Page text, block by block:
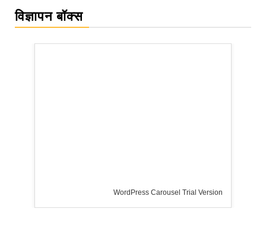
विज्ञापन बॉक्स
WordPress Carousel Trial Version